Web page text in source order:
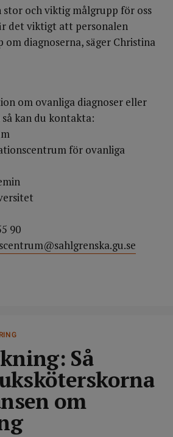
stor och viktig målgrupp för oss
det viktigt att personalen
om diagnoserna, säger Christina
om ovanliga diagnoser eller
kan du kontakta:
för ovanliga
90
Så
om